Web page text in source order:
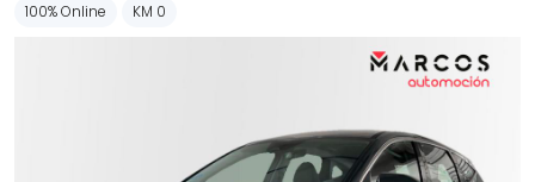
100% Online KM 0